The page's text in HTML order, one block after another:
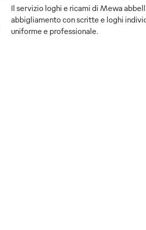
Il servizio loghi e ricami di Mewa
abbigliamento con scritte e loghi
uniforme e professionale.